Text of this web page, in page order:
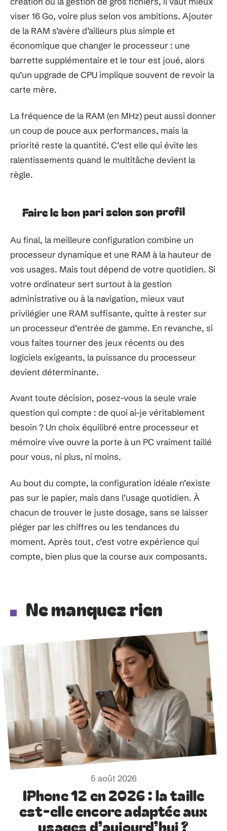
viser 16 Go, voire plus selon vos ambitions. Ajouter
de la RAM s’avère d’ailleurs plus simple et
économique que changer le processeur : une
barrette supplémentaire et le tour est joué, alors
qu’un upgrade de CPU implique souvent de revoir la
carte mère.
La fréquence de la RAM (en MHz) peut aussi donner
un coup de pouce aux performances, mais la
priorité reste la quantité. C’est elle qui évite les
ralentissements quand le multitâche devient la
règle.
Faire le bon pari selon son profil
Au final, la meilleure configuration combine un
processeur dynamique et une RAM à la hauteur de
vos usages. Mais tout dépend de votre quotidien. Si
votre ordinateur sert surtout à la gestion
administrative ou à la navigation, mieux vaut
privilégier une RAM suffisante, quitte à rester sur
un processeur d’entrée de gamme. En revanche, si
vous faites tourner des jeux récents ou des
logiciels exigeants, la puissance du processeur
devient déterminante.
Avant toute décision, posez-vous la seule vraie
question qui compte : de quoi ai-je véritablement
besoin ? Un choix équilibré entre processeur et
mémoire vive ouvre la porte à un PC vraiment taillé
pour vous, ni plus, ni moins.
Au bout du compte, la configuration idéale n’existe
pas sur le papier, mais dans l’usage quotidien. À
chacun de trouver le juste dosage, sans se laisser
piéger par les chiffres ou les tendances du
moment. Après tout, c’est votre expérience qui
compte, bien plus que la course aux composants.
Ne manquez rien
5 août 2026
IPhone 12 en 2026 : la taille
est-elle encore adaptée aux
usages d’aujourd’hui ?